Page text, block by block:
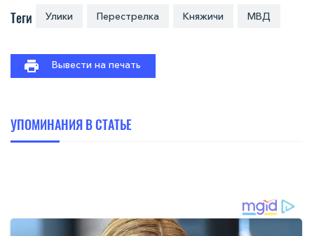
Теги Улики Перестрелка Княжичи МВД
Вывести на печать
УПОМИНАНИЯ В СТАТЬЕ